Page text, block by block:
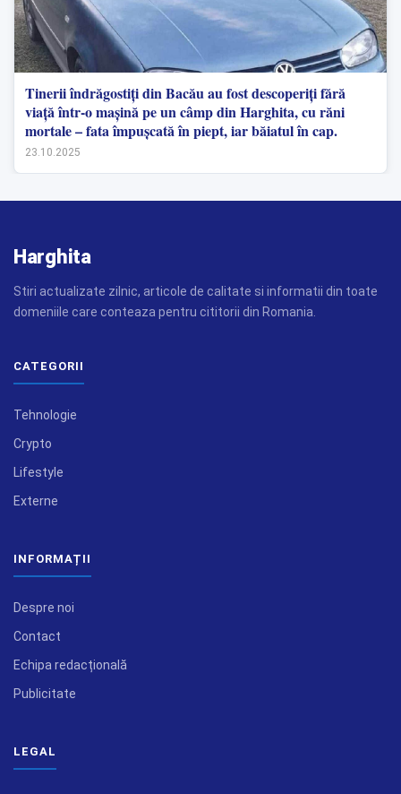
Tinerii îndrăgostiți din Bacău au fost descoperiți fără
viață într-o mașină pe un câmp din Harghita, cu răni
mortale – fata împușcată în piept, iar băiatul în cap.
23.10.2025
Harghita
Stiri actualizate zilnic, articole de calitate si informatii din toate
domeniile care conteaza pentru cititorii din Romania.
CATEGORII
Tehnologie
Crypto
Lifestyle
Externe
INFORMAȚII
Despre noi
Contact
Echipa redacțională
Publicitate
LEGAL